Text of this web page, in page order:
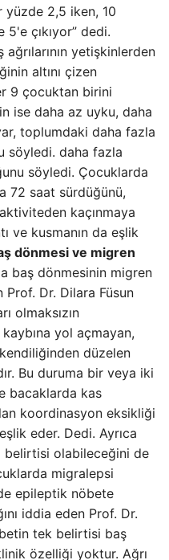
yüzde 2,5 iken, 10
çıkıyor” dedi.
yetişkinlerden
altını çizen
9 çocuktan birini
ise daha az uyku, daha
toplumdaki daha fazla
söyledi. daha fazla
söyledi. Çocuklarda
72 saat sürdüğünü,
kaçınmaya
ve kusmanın da eşlik
dönmesi ve migren
baş dönmesinin migren
Dr. Dilara Füsun
olmaksızın
yol açmayan,
düzelen
Bu duruma bir veya iki
bacaklarda kas
koordinasyon eksikliği
eder. Dedi. Ayrıca
belirtisi olabileceğini de
migralepsi
epileptik nöbete
iddia eden Prof. Dr.
tek belirtisi baş
özelliği yoktur. Ağrı